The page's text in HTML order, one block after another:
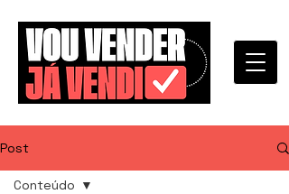
Post
Conteúdo